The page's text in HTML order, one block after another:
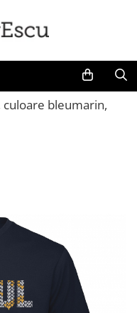
bleumarin,